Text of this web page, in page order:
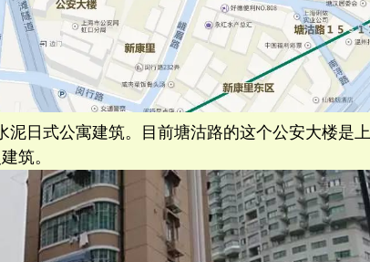
泥日式公寓建筑。目前塘沽路的这个公安大楼是上
筑。